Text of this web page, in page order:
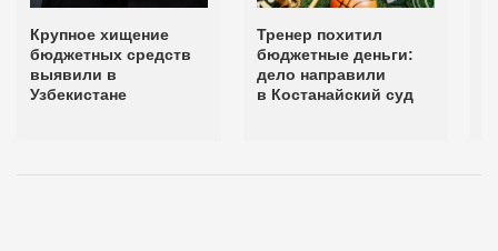
Крупное хищение
бюджетных средств
выявили в
Узбекистане
Тренер похитил
бюджетные деньги:
дело направили
в Костанайский суд